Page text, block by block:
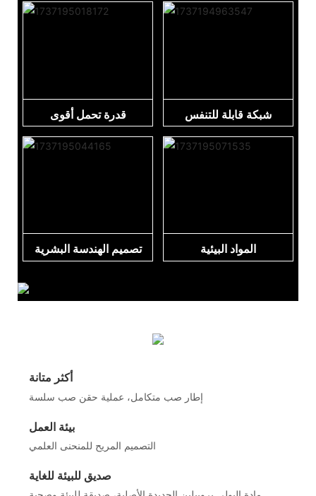
قدرة تحمل أقوى شبكة قابلة للتنفس
تصميم الهندسة البشرية المواد البيئية
أكثر متانة
إطار صب متكامل، عملية حقن صب سلسة
بيئة العمل
التصميم المريح للمنحنى العلمي
صديق للبيئة للغاية